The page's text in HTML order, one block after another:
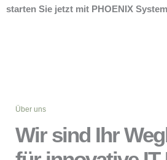
starten Sie jetzt mit PHOENIX
Über uns
Wir sind Ihr